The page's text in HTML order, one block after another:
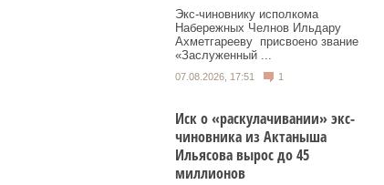
Экс‑чиновнику исполкома
Набережных Челнов Ильдару
Ахметгарееву присвоено звание
«Заслуженный ...
07.08.2026, 17:51 1
Иск о «раскулачивании» экс-
чиновника из Актаныша
Ильясова вырос до 45
миллионов